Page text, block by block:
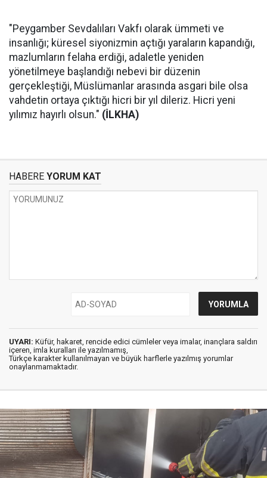
"Peygamber Sevdalıları Vakfı olarak ümmeti ve
insanlığı; küresel siyonizmin açtığı yaraların kapandığı,
mazlumların felaha erdiği, adaletle yeniden
yönetilmeye başlandığı nebevi bir düzenin
gerçekleştiği, Müslümanlar arasında asgari bile olsa
vahdetin ortaya çıktığı hicri bir yıl dileriz. Hicri yeni
yılımız hayırlı olsun." (İLKHA)
HABERE YORUM KAT
UYARI: Küfür, hakaret, rencide edici cümleler veya imalar, inançlara saldırı
içeren, imla kuralları ile yazılmamış,
Türkçe karakter kullanılmayan ve büyük harflerle yazılmış yorumlar
onaylanmamaktadır.